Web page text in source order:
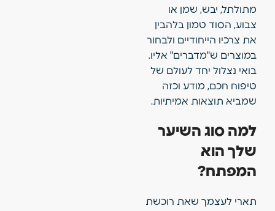
מתולתל, יבש, שמן או
צבוע, הסוד טמון בלהבין
את צרכיו הייחודיים ולבחור
במוצרים ש"מדברים" אליו.
בואי נצלול יחד לעולם של
טיפוח חכם, מודע וכזה
שמביא תוצאות אמיתיות.
למה סוג השיער
שלך הוא
המפתח?
תארי לעצמך שאת רוכשת